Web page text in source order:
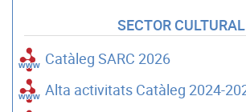
SECTOR CULTURAL
Catàleg SARC 2026
Alta activitats Catàleg 2024-